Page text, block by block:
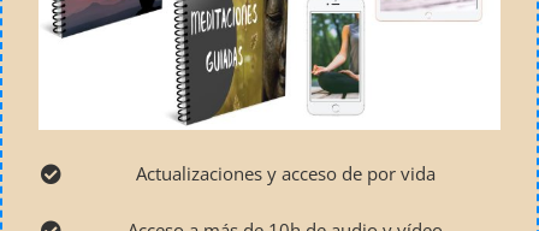
Actualizaciones y acceso de por vida